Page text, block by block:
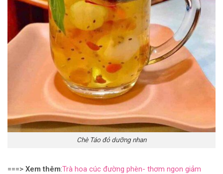
Chè Táo đỏ dưỡng nhan
===> Xem thêm:Trà hoa cúc đường phèn- thơm ngon giảm